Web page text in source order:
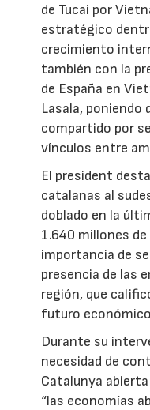
de Tucai por
estratégico
crecimiento
también con la
de España en
Lasala,
compartido por
vínculos entre
El president
catalanas al
doblado en la
1.640 millones
importancia de
presencia de las
región, que
futuro
Durante su
necesidad de
Catalunya
“las economías